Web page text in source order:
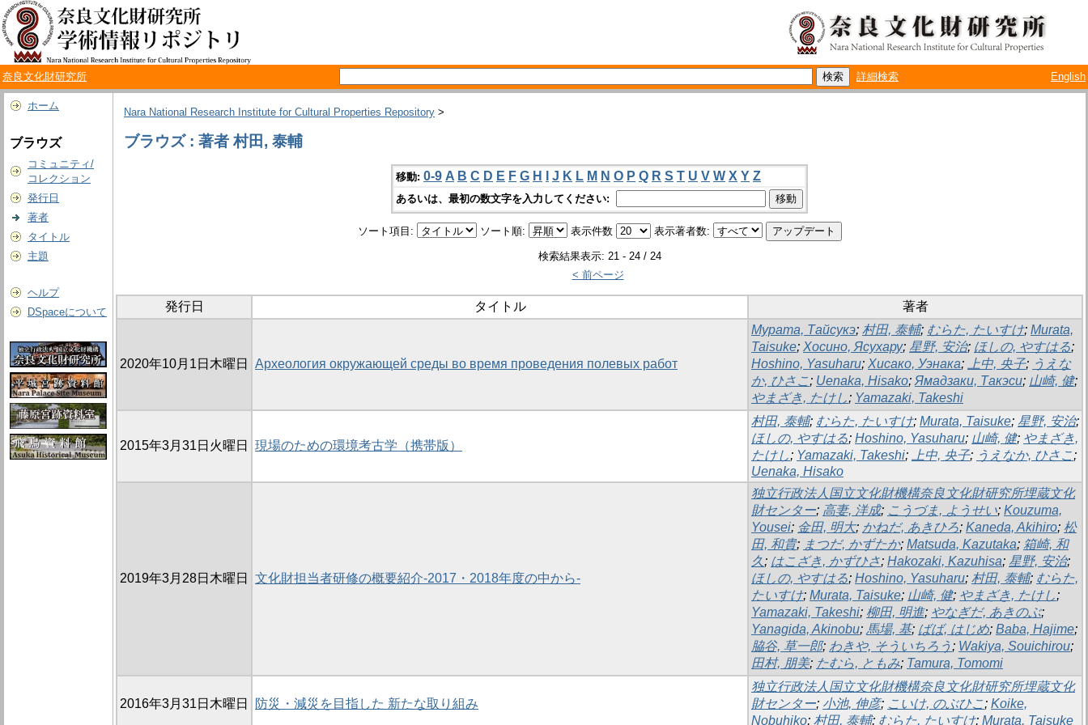
奈良文化財研究所 詳細検索 English
ホーム
ブラウズ
コミュニティ/
コレクション
発行日
著者
タイトル
主題
ヘルプ
DSpaceについて
Nara National Research Institute for Cultural Properties Repository >
ブラウズ : 著者 村田, 泰輔
移動: 0-9 A B C D E F G H J K L M N O P Q R S T U V W X Y Z
あるいは、最初の数文字を入力してください:
ソート項目: ソート順: 表示件数 表示著者数:
検索結果表示: 21 - 24 / 24
< 前ページ
発行日 タイトル 著者
2020年10月1日木曜日 Археология окружающей среды во время проведения полевых работ
Мурата, Тайсукэ; 村田, 泰輔; むらた, たいすけ; Murata,
Taisuke; Хосино, Ясухару; 星野, 安治; ほしの, やすはる;
Hoshino, Yasuharu; Хисако, Уэнака; 上中, 央子; うえな
か, ひさこ; Uenaka, Hisako; Ямадзаки, Такэси; 山崎, 健;
やまざき, たけし; Yamazaki, Takeshi
2015年3月31日火曜日 現場のための環境考古学（携帯版）
村田, 泰輔; むらた, たいすけ; Murata, Taisuke; 星野, 安治;
ほしの, やすはる; Hoshino, Yasuharu; 山崎, 健; やまざき,
たけし; Yamazaki, Takeshi; 上中, 央子; うえなか, ひさこ;
Uenaka, Hisako
2019年3月28日木曜日 文化財担当者研修の概要紹介-2017・2018年度の中から-
独立行政法人国立文化財機構奈良文化財研究所埋蔵文化
財センター; 高妻, 洋成; こうづま, ようせい; Kouzuma,
Yousei; 金田, 明大; かねだ, あきひろ; Kaneda, Akihiro; 松
田, 和貴; まつだ, かずたか; Matsuda, Kazutaka; 箱崎, 和
久; はこざき, かずひさ; Hakozaki, Kazuhisa; 星野, 安治;
ほしの, やすはる; Hoshino, Yasuharu; 村田, 泰輔; むらた,
たいすけ; Murata, Taisuke; 山崎, 健; やまざき, たけし;
Yamazaki, Takeshi; 柳田, 明進; やなぎだ, あきのぶ;
Yanagida, Akinobu; 馬場, 基; ばば, はじめ; Baba, Hajime;
脇谷, 草一郎; わきや, そういちろう ; Wakiya, Souichirou;
田村, 朋美; たむら, ともみ; Tamura, Tomomi
2016年3月31日木曜日 防災・減災を目指した 新たな取り組み
独立行政法人国立文化財機構奈良文化財研究所埋蔵文化
財センター; 小池, 伸彦; こいけ, のぶひこ; Koike,
Nobuhiko; 村田, 泰輔; むらた, たいすけ; Murata, Taisuke